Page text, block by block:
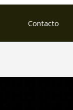
Contacto